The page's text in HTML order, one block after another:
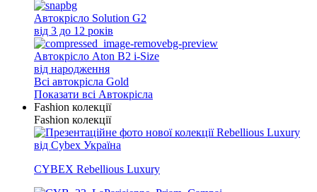
Автокрісло Solution G2
від 3 до 12 років
Автокрісло Aton B2 i-Size
від народження
Всi автокрісла Gold
Показати всі Автокрісла
Fashion колекції
Fashion колекції
CYBEX Rebellious Luxury